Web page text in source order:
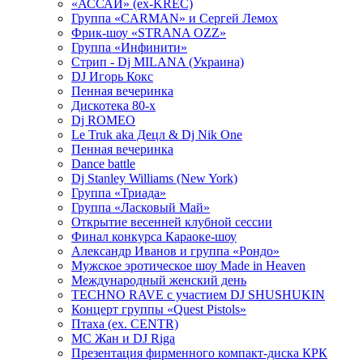
«АССАИ» (ex-KREC)
Группа «CARMAN» и Сергей Лемох
Фрик-шоу «STRANA OZZ»
Группа «Инфинити»
Стрип - Dj MILANA (Украина)
DJ Игорь Кокс
Пенная вечеринка
Дискотека 80-х
Dj ROMEO
Le Truk aka Децл & Dj Nik One
Пенная вечеринка
Dance battle
Dj Stanley Williams (New York)
Группа «Триада»
Группа «Ласковый Май»
Открытие весенней клубной сессии
Финал конкурса Караоке-шоу
Александр Иванов и группа «Рондо»
Мужское эротическое шоу Made in Heaven
Международный женский день
TECHNO RAVE с участием DJ SHUSHUKIN
Концерт группы «Quest Pistols»
Птаха (ex. CENTR)
МС Жан и DJ Riga
Презентация фирменного компакт-диска КРК